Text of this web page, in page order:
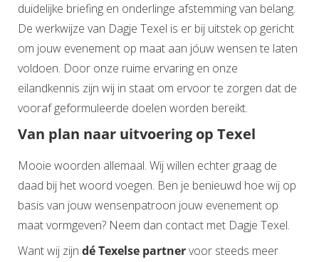
duidelijke briefing en onderlinge afstemming van belang.
De werkwijze van Dagje Texel is er bij uitstek op gericht
om jouw evenement op maat aan jóuw wensen te laten
voldoen. Door onze ruime ervaring en onze
eilandkennis zijn wij in staat om ervoor te zorgen dat de
vooraf geformuleerde doelen worden bereikt.
Van plan naar uitvoering op Texel
Mooie woorden allemaal. Wij willen echter graag de
daad bij het woord voegen. Ben je benieuwd hoe wij op
basis van jouw wensenpatroon jouw evenement op
maat vormgeven? Neem dan contact met Dagje Texel.
Want wij zijn dé Texelse partnervoor steeds meer